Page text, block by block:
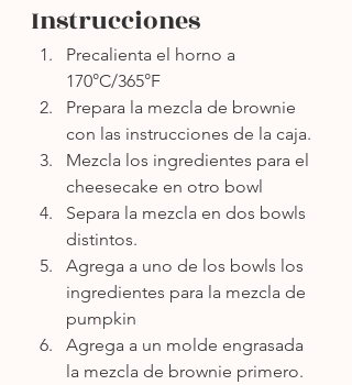
Instrucciones
Precalienta el horno a
170°C/365°F
Prepara la mezcla de brownie
con las instrucciones de la caja.
Mezcla los ingredientes para el
cheesecake en otro bowl
Separa la mezcla en dos bowls
distintos.
Agrega a uno de los bowls los
ingredientes para la mezcla de
pumpkin
Agrega a un molde engrasada
la mezcla de brownie primero.